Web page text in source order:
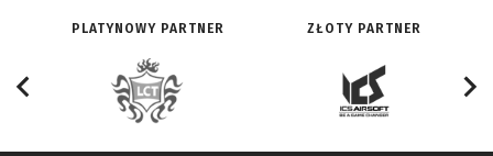
PLATYNOWY PARTNER ZŁOTY PARTNER